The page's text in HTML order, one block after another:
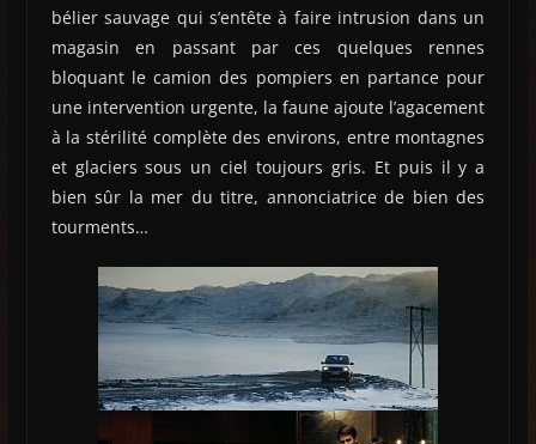
bélier sauvage qui s’entête à faire intrusion dans un
magasin en passant par ces quelques rennes
bloquant le camion des pompiers en partance pour
une intervention urgente, la faune ajoute l’agacement
à la stérilité complète des environs, entre montagnes
et glaciers sous un ciel toujours gris. Et puis il y a
bien sûr la mer du titre, annonciatrice de bien des
tourments…